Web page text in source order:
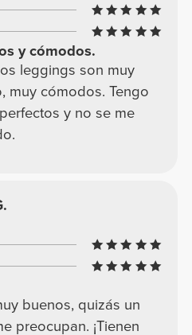
y cómodos.
leggings son muy
muy cómodos. Tengo
y no se me
buenos, quizás un
preocupan. ¡Tienen